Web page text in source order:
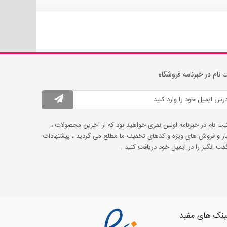
نام در خبرنامه فروشگاه
نام در خبرنامه اولین نفری خواهید بود که از آخرین محصولات ،
و فروش های ویژه و کدهای تخفیف ما مطلع می گردید ، پیشنهادات
انگیز را در ایمیل خود دریافت کنید .
های مفید